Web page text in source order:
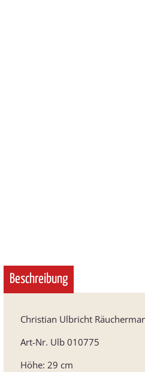
Beschreibung
Christian Ulbricht
Art-Nr. Ulb 010775
Höhe: 29 cm